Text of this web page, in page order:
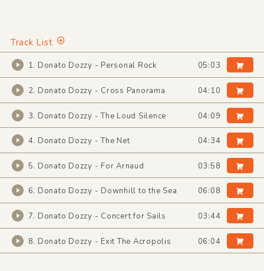
Track List
1. Donato Dozzy - Personal Rock 05:03
2. Donato Dozzy - Cross Panorama 04:10
3. Donato Dozzy - The Loud Silence 04:09
4. Donato Dozzy - The Net 04:34
5. Donato Dozzy - For Arnaud 03:58
6. Donato Dozzy - Downhill to the Sea 06:08
7. Donato Dozzy - Concert for Sails 03:44
8. Donato Dozzy - Exit The Acropolis 06:04